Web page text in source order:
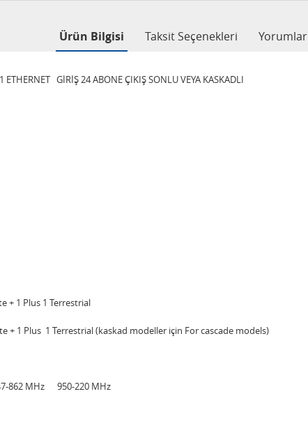
Ürün Bilgisi Taksit Seçenekleri Yorumlar
GİRİŞ 24 ABONE ÇIKIŞ SONLU VEYA KASKADLI
1 Terrestrial
1 Terrestrial (kaskad modeller için For cascade models)
862 MHz 950-220 MHz